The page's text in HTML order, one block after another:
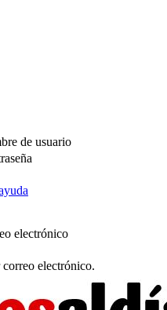
de usuario
electrónico
correo electrónico.